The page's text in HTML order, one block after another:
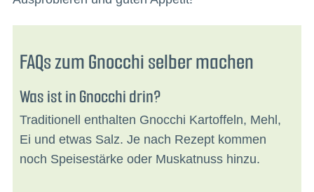
FAQs zum Gnocchi selber machen
Was ist in Gnocchi drin?
Traditionell enthalten Gnocchi Kartoffeln, Mehl,
Ei und etwas Salz. Je nach Rezept kommen
noch Speisestärke oder Muskatnuss hinzu.